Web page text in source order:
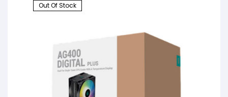
Out Of Stock